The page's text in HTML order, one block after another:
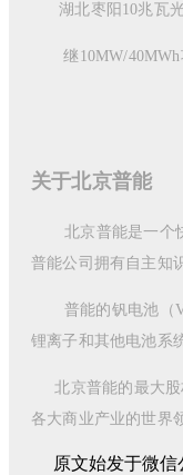
湖北枣阳10兆瓦光
继10MW/40MWh项
关于北京普能
北京普能是一个快
普能公司拥有自主知
普能的钒电池（
锂离子和其他电池系
北京普能的最大股
各大商业产业的世界
原文始发于微信